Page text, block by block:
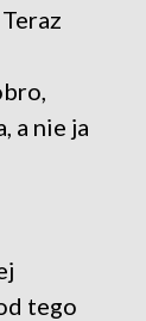
a nie ja
tego